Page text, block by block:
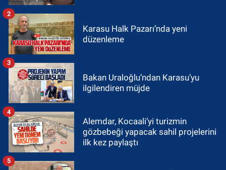
Karasu Halk Pazarı’nda yeni
düzenleme
2
Bakan Uraloğlu’ndan Karasu’yu
ilgilendiren müjde
3
Alemdar, Kocaali’yi turizmin
gözbebeği yapacak sahil projelerini
ilk kez paylaştı
4
5